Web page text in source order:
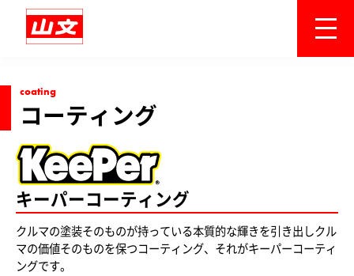
coating
コーティング
キーパーコーティング
クルマの塗装そのものが持っている本質的な輝きを引き出しクル
マの価値そのものを保つコーティング、それがキーパーコーティ
ングです。